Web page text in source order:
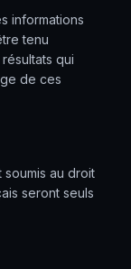
informations
tenu
qui
de ces
au droit
seront seuls